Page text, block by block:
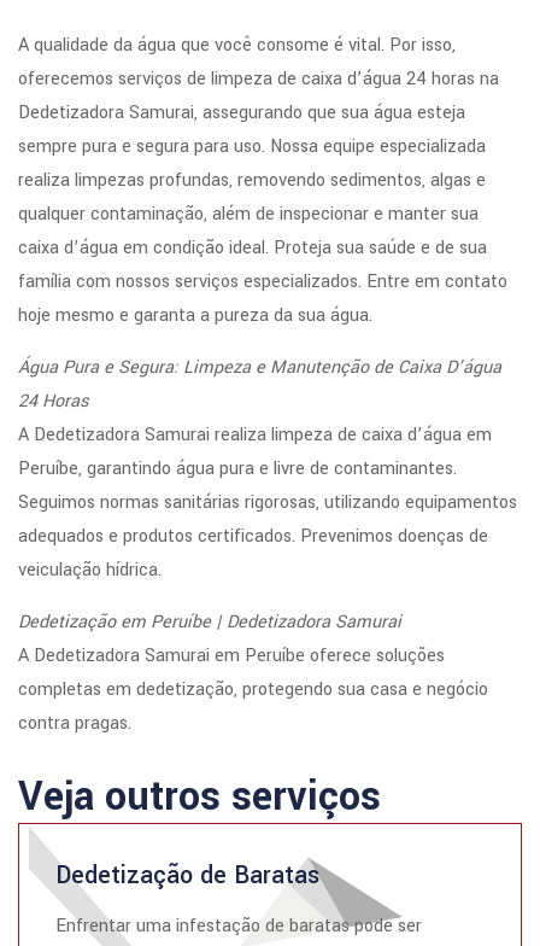
A qualidade da água que você consome é vital. Por isso,
oferecemos serviços de limpeza de caixa d’água 24 horas na
Dedetizadora Samurai, assegurando que sua água esteja
sempre pura e segura para uso. Nossa equipe especializada
realiza limpezas profundas, removendo sedimentos, algas e
qualquer contaminação, além de inspecionar e manter sua
caixa d’água em condição ideal. Proteja sua saúde e de sua
família com nossos serviços especializados. Entre em contato
hoje mesmo e garanta a pureza da sua água.
Água Pura e Segura: Limpeza e Manutenção de Caixa D’água
24 Horas
A Dedetizadora Samurai realiza limpeza de caixa d’água em
Peruíbe, garantindo água pura e livre de contaminantes.
Seguimos normas sanitárias rigorosas, utilizando equipamentos
adequados e produtos certificados. Prevenimos doenças de
veiculação hídrica.
Dedetização em Peruíbe | Dedetizadora Samurai
A Dedetizadora Samurai em Peruíbe oferece soluções
completas em dedetização, protegendo sua casa e negócio
contra pragas.
Veja outros serviços
Dedetização de Baratas
Enfrentar uma infestação de baratas pode ser